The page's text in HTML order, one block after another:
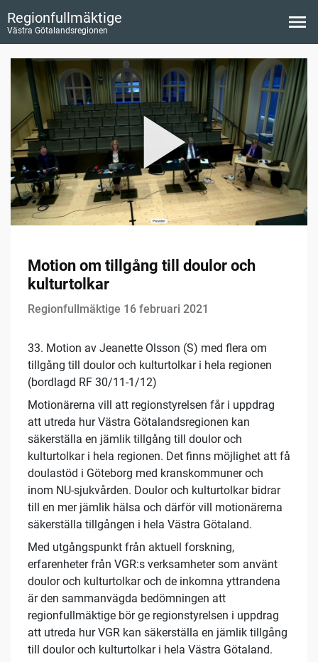
Regionfullmäktige
Västra Götalandsregionen
Motion om tillgång till doulor och
kulturtolkar
Regionfullmäktige 16 februari 2021
33. Motion av Jeanette Olsson (S) med flera om
tillgång till doulor och kulturtolkar i hela regionen
(bordlagd RF 30/11-1/12)
Motionärerna vill att regionstyrelsen får i uppdrag
att utreda hur Västra Götalandsregionen kan
säkerställa en jämlik tillgång till doulor och
kulturtolkar i hela regionen. Det finns möjlighet att få
doulastöd i Göteborg med kranskommuner och
inom NU-sjukvården. Doulor och kulturtolkar bidrar
till en mer jämlik hälsa och därför vill motionärerna
säkerställa tillgången i hela Västra Götaland.
Med utgångspunkt från aktuell forskning,
erfarenheter från VGR:s verksamheter som använt
doulor och kulturtolkar och de inkomna yttrandena
är den sammanvägda bedömningen att
regionfullmäktige bör ge regionstyrelsen i uppdrag
att utreda hur VGR kan säkerställa en jämlik tillgång
till doulor och kulturtolkar i hela Västra Götaland.